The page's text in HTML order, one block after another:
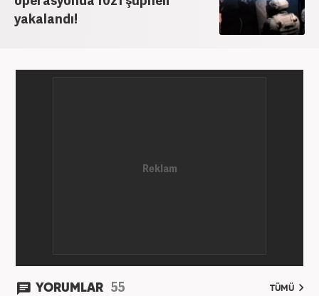
yakalandı!
YORUMLAR 55 TÜMÜ